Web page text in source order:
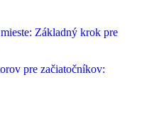
Základný krok pre
pre začiatočníkov: